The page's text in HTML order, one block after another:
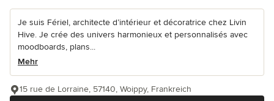
Je suis Fériel, architecte d’intérieur et décoratrice chez Livin
Hive. Je crée des univers harmonieux et personnalisés avec
moodboards, plans...
Mehr
15 rue de Lorraine, 57140, Woippy, Frankreich